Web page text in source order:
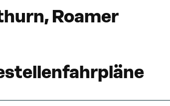
Roamer